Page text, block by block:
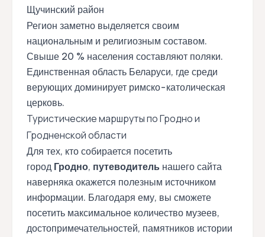
Щучинский район
Регион заметно выделяется своим
национальным и религиозным составом.
Свыше 20 % населения составляют поляки.
Единственная область Беларуси, где среди
верующих доминирует римско-католическая
церковь.
Туристические маршруты по Гродно и
Гродненской области
Для тех, кто собирается посетить
город Гродно, путеводитель нашего сайта
наверняка окажется полезным источником
информации. Благодаря ему, вы сможете
посетить максимальное количество музеев,
достопримечательностей, памятников истории